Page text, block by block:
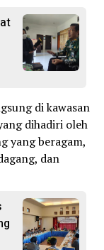
di kawasan
dihadiri oleh
yang beragam,
dan